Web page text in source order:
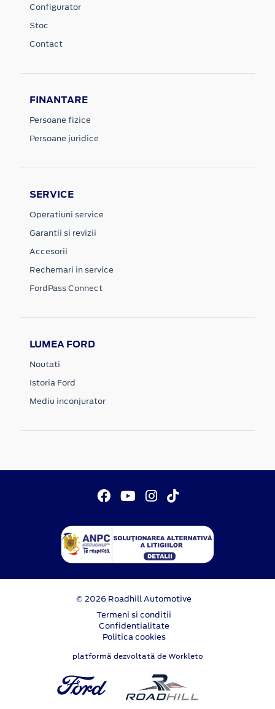
Configurator
Stoc
Contact
FINANTARE
Persoane fizice
Persoane juridice
SERVICE
Operatiuni service
Garantii si revizii
Accesorii
Rechemari in service
FordPass Connect
LUMEA FORD
Noutati
Istoria Ford
Mediu inconjurator
© 2026 Roadhill Automotive
Termeni si conditii
Confidentialitate
Politica cookies
platformă dezvoltată de Workleto